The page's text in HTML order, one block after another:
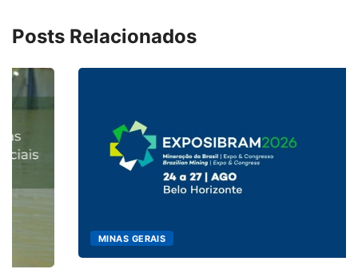
Posts Relacionados
MINAS GERAIS